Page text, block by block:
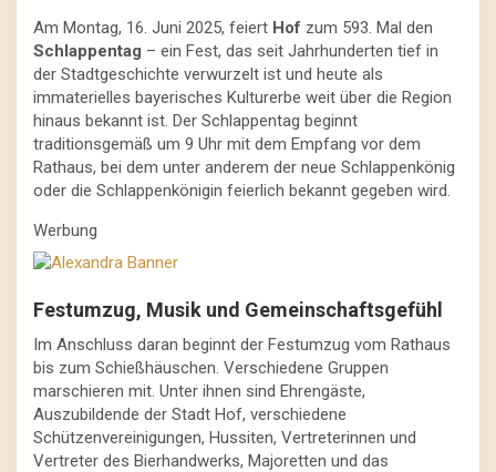
Am Montag, 16. Juni 2025, feiert Hof zum 593. Mal den
Schlappentag – ein Fest, das seit Jahrhunderten tief in
der Stadtgeschichte verwurzelt ist und heute als
immaterielles bayerisches Kulturerbe weit über die Region
hinaus bekannt ist. Der Schlappentag beginnt
traditionsgemäß um 9 Uhr mit dem Empfang vor dem
Rathaus, bei dem unter anderem der neue Schlappenkönig
oder die Schlappenkönigin feierlich bekannt gegeben wird.
Werbung
Festumzug, Musik und Gemeinschaftsgefühl
Im Anschluss daran beginnt der Festumzug vom Rathaus
bis zum Schießhäuschen. Verschiedene Gruppen
marschieren mit. Unter ihnen sind Ehrengäste,
Auszubildende der Stadt Hof, verschiedene
Schützenvereinigungen, Hussiten, Vertreterinnen und
Vertreter des Bierhandwerks, Majoretten und das